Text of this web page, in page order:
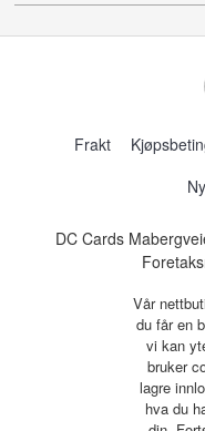
Frakt
DC Cards
Vår
du får en
vi kan
bruker
lagre
hva du